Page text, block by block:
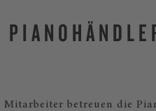
Mitarbeiter betreuen die